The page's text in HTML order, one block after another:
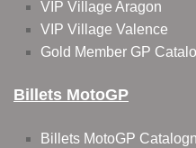
VIP Village Aragon
VIP Village Valence
Gold Member GP
Billets MotoGP
Billets MotoGP